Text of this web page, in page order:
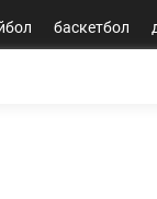
баскетбол